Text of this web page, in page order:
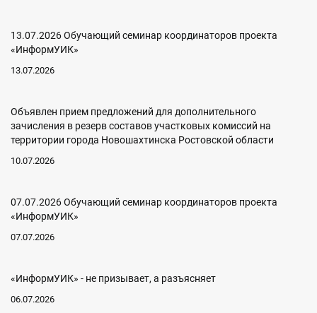
13.07.2026 Обучающий семинар координаторов проекта
«ИнформУИК»
13.07.2026
Объявлен прием предложений для дополнительного
зачисления в резерв составов участковых комиссий на
территории города Новошахтинска Ростовской области
10.07.2026
07.07.2026 Обучающий семинар координаторов проекта
«ИнформУИК»
07.07.2026
«ИнформУИК» - не призывает, а разъясняет
06.07.2026